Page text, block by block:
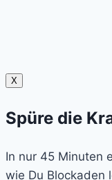
X
Spüre die
In nur 45 Minuten
wie Du Blockaden